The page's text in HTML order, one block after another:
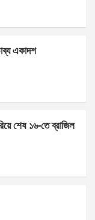
একাদশ
শেষ ১৬-তে ব্রাজিল